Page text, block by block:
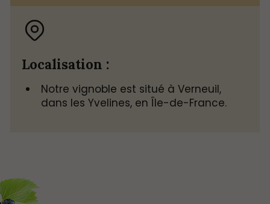
Localisation :
Notre vignoble est situé à Verneuil,
dans les Yvelines, en Île-de-France.